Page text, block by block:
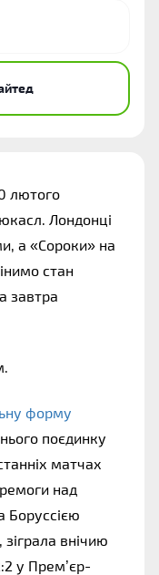
лютого
Лондонці
а «Сороки» на
стан
завтра
форму
поєдинку
матчах
над
Боруссією
внічию
у Прем’єр-